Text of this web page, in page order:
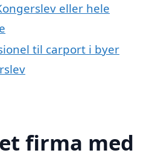
eller hele
til carport i byer
firma med